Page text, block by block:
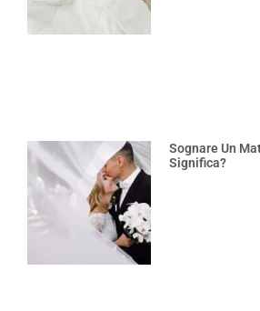
Sognare Un
Significa?